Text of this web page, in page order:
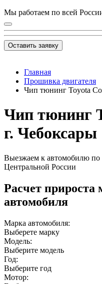
Мы работаем по всей
Оставить заявку
Главная
Прошивка двигателя
Чип тюнинг Toyota
Чип тюнинг
г. Чебоксары
Выезжаем к автомобилю
Центральной России
Расчет прироста
автомобиля
Марка автомобиля:
Выберете марку
Модель:
Выберите модель
Год:
Выберите год
Мотор: